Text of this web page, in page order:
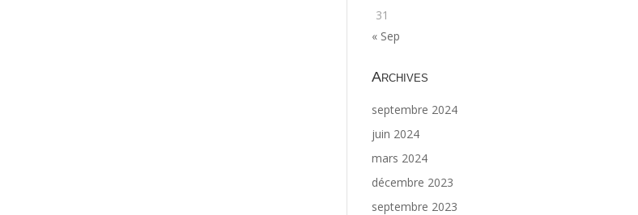
31
« Sep
Archives
septembre 2024
juin 2024
mars 2024
décembre 2023
septembre 2023